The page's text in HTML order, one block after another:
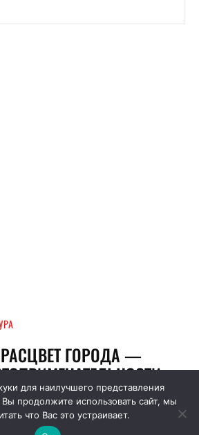
для наилучшего представления
продолжите использовать сайт, мы
что Вас это устраивает.